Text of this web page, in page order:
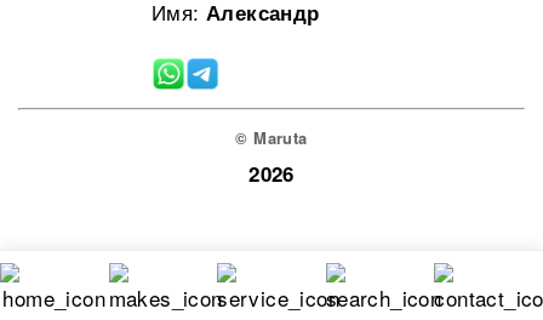
Имя: Александр
© Maruta
2026